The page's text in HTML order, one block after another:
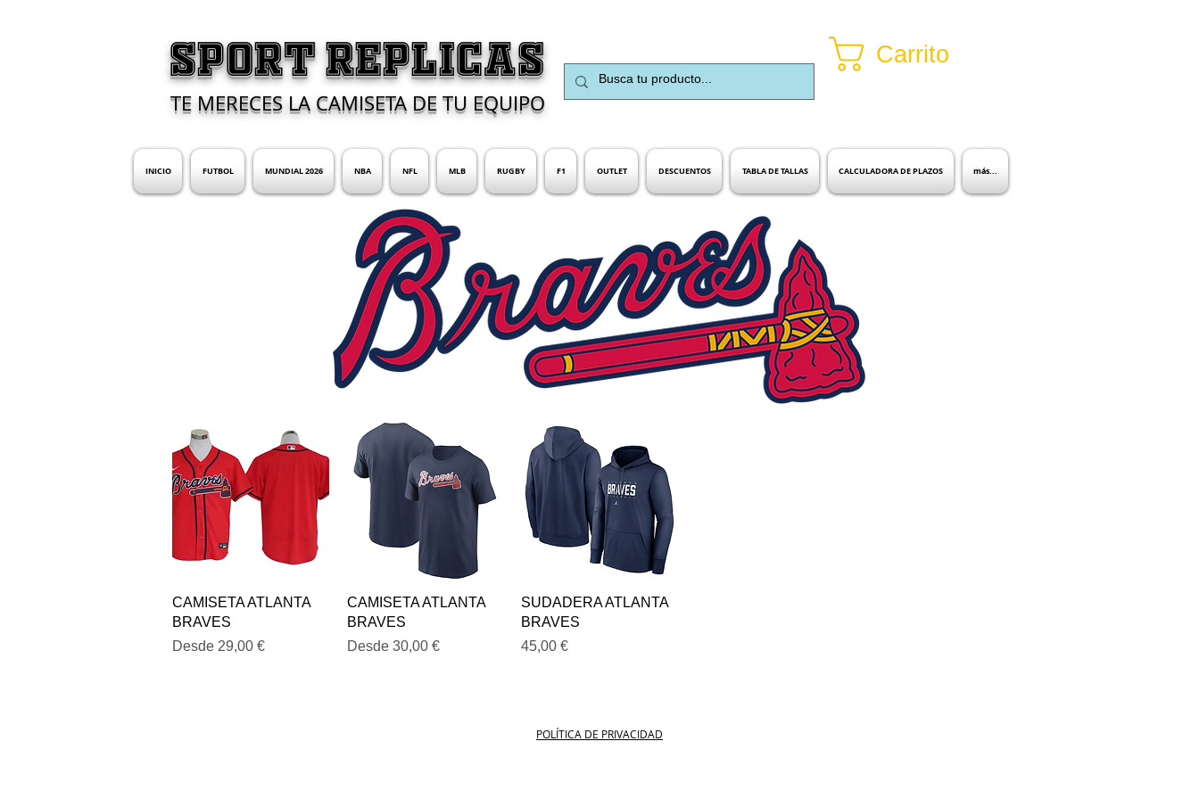
SPORT REPLICAS
TE MERECES LA CAMISETA DE TU EQUIPO
Carrito
INICIO FUTBOL MUNDIAL 2026 NBA NFL MLB RUGBY F1 OUTLET DESCUENTOS TABLA DE TALLAS CALCULADORA DE PLAZOS más...
Vista rápida
CAMISETA ATLANTA
BRAVES
Desde 29,00 €
Precio de oferta
Vista rápida
CAMISETA ATLANTA
BRAVES
Desde 30,00 €
Precio de oferta
Vista rápida
SUDADERA ATLANTA
BRAVES
Precio
45,00 €
POLÍTICA DE PRIVACIDAD